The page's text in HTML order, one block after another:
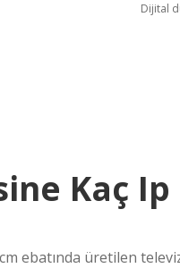
Dijital
Kaç
ebatında üretilen